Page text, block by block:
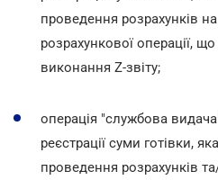
проведення розрахунків
розрахункової операції,
виконання Z-звіту;
операція "службова
реєстрації суми готівки,
проведення розрахунків